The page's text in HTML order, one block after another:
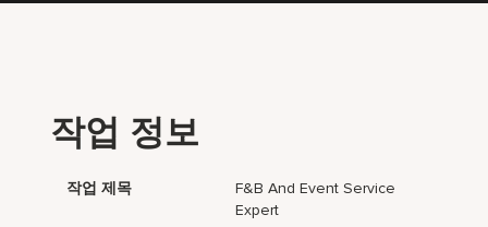
작업 정보
작업 제목
F&B And Event Service
Expert